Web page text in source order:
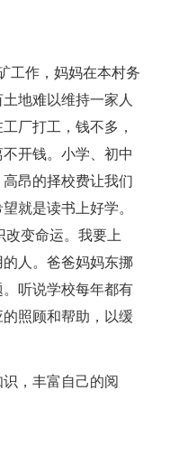
作，妈妈在本村务
地难以维持一家人
厂打工，钱不多，
开钱。小学、初中
昂的择校费让我们
就是读书上好学。
变命运。我要上
人。爸爸妈妈东挪
听说学校每年都有
照顾和帮助，以缓
，丰富自己的阅